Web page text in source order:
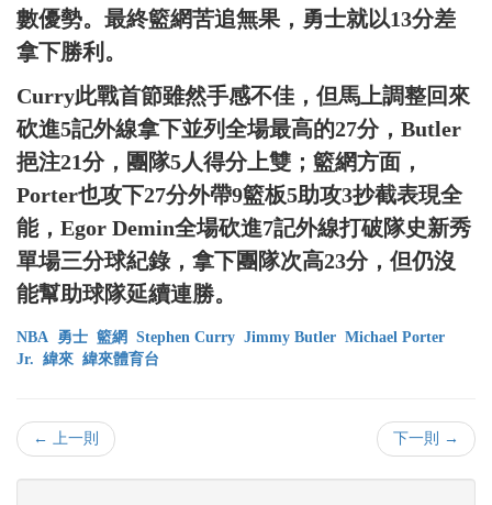
數優勢。最終籃網苦追無果，勇士就以13分差
拿下勝利。
Curry此戰首節雖然手感不佳，但馬上調整回來
砍進5記外線拿下並列全場最高的27分，Butler
挹注21分，團隊5人得分上雙；籃網方面，
Porter也攻下27分外帶9籃板5助攻3抄截表現全
能，Egor Demin全場砍進7記外線打破隊史新秀
單場三分球紀錄，拿下團隊次高23分，但仍沒
能幫助球隊延續連勝。
NBA 勇士 籃網 Stephen Curry Jimmy Butler Michael Porter
Jr. 緯來 緯來體育台
← 上一則 下一則 →